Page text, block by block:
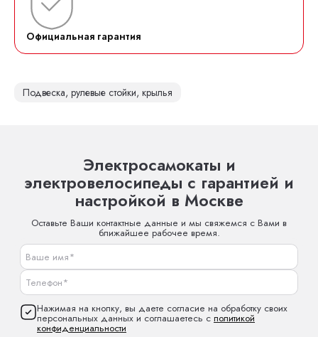
Официальная гарантия
Подвеска, рулевые стойки, крылья
Электросамокаты и
электровелосипеды с гарантией и
настройкой в Москве
Оставьте Ваши контактные данные и мы свяжемся с Вами в
ближайшее рабочее время.
Нажимая на кнопку, вы даете согласие на обработку своих
персональных данных и соглашаетесь с политикой
конфиденциальности